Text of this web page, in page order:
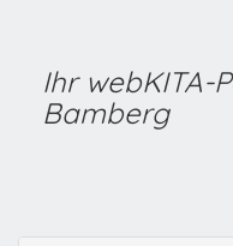
Ihr webKITA-
Bamberg